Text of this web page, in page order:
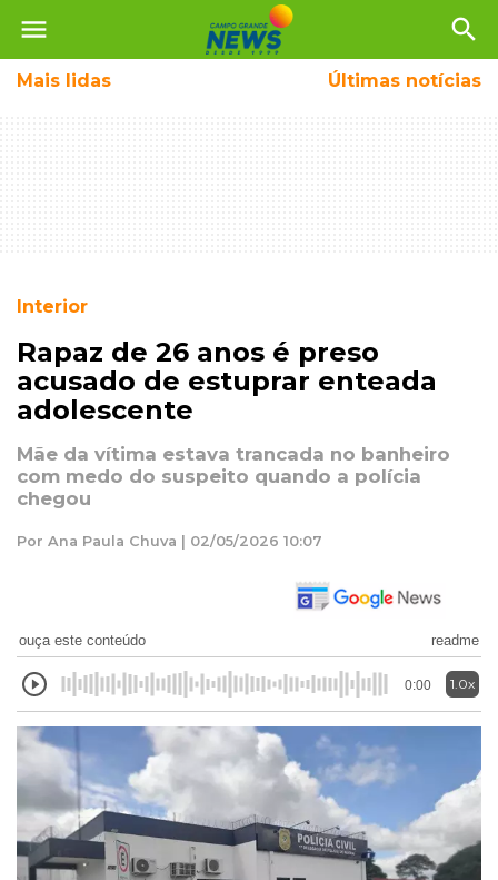
menu search
Mais lidas Últimas notícias
Interior
Rapaz de 26 anos é preso
acusado de estuprar enteada
adolescente
Mãe da vítima estava trancada no banheiro
com medo do suspeito quando a polícia
chegou
Por Ana Paula Chuva | 02/05/2026 10:07
ouça este conteúdo readme
0:00 1.0x